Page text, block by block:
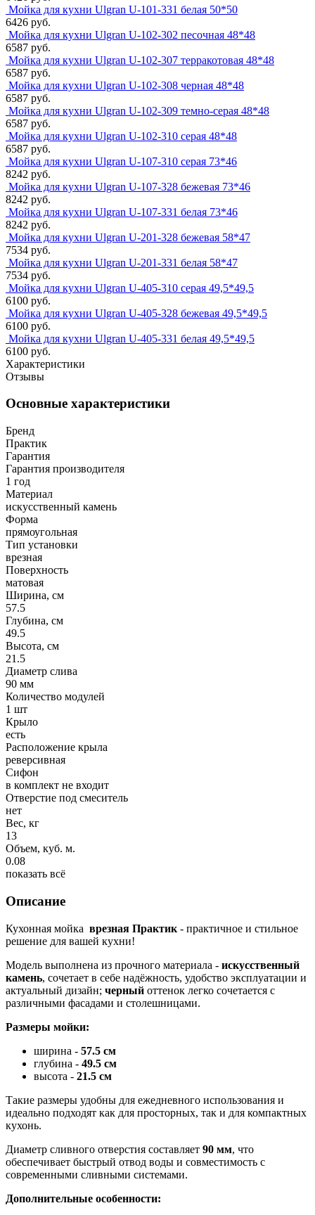
Мойка для кухни Ulgran U-101-331 белая 50*50
6426 руб.
Мойка для кухни Ulgran U-102-302 песочная 48*48
6587 руб.
Мойка для кухни Ulgran U-102-307 терракотовая 48*48
6587 руб.
Мойка для кухни Ulgran U-102-308 черная 48*48
6587 руб.
Мойка для кухни Ulgran U-102-309 темно-серая 48*48
6587 руб.
Мойка для кухни Ulgran U-102-310 серая 48*48
6587 руб.
Мойка для кухни Ulgran U-107-310 серая 73*46
8242 руб.
Мойка для кухни Ulgran U-107-328 бежевая 73*46
8242 руб.
Мойка для кухни Ulgran U-107-331 белая 73*46
8242 руб.
Мойка для кухни Ulgran U-201-328 бежевая 58*47
7534 руб.
Мойка для кухни Ulgran U-201-331 белая 58*47
7534 руб.
Мойка для кухни Ulgran U-405-310 серая 49,5*49,5
6100 руб.
Мойка для кухни Ulgran U-405-328 бежевая 49,5*49,5
6100 руб.
Мойка для кухни Ulgran U-405-331 белая 49,5*49,5
6100 руб.
Характеристики
Отзывы
Основные характеристики
Бренд
Практик
Гарантия
Гарантия производителя
1 год
Материал
искусственный камень
Форма
прямоугольная
Тип установки
врезная
Поверхность
матовая
Ширина, см
57.5
Глубина, см
49.5
Высота, см
21.5
Диаметр слива
90 мм
Количество модулей
1 шт
Крыло
есть
Расположение крыла
реверсивная
Сифон
в комплект не входит
Отверстие под смеситель
нет
Вес, кг
13
Объем, куб. м.
0.08
показать всё
Описание
Кухонная мойка врезная Практик - практичное и стильное
решение для вашей кухни!
Модель выполнена из прочного материала - искусственный
камень, сочетает в себе надёжность, удобство эксплуатации и
актуальный дизайн; черный оттенок легко сочетается с
различными фасадами и столешницами.
Размеры мойки:
ширина - 57.5 см
глубина - 49.5 см
высота - 21.5 см
Такие размеры удобны для ежедневного использования и
идеально подходят как для просторных, так и для компактных
кухонь.
Диаметр сливного отверстия составляет 90 мм, что
обеспечивает быстрый отвод воды и совместимость с
современными сливными системами.
Дополнительные особенности: